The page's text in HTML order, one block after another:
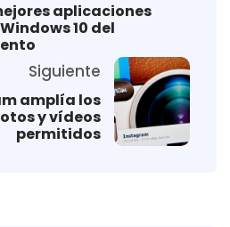
aplicaciones
10 del
Siguiente
amplía los
y vídeos
permitidos